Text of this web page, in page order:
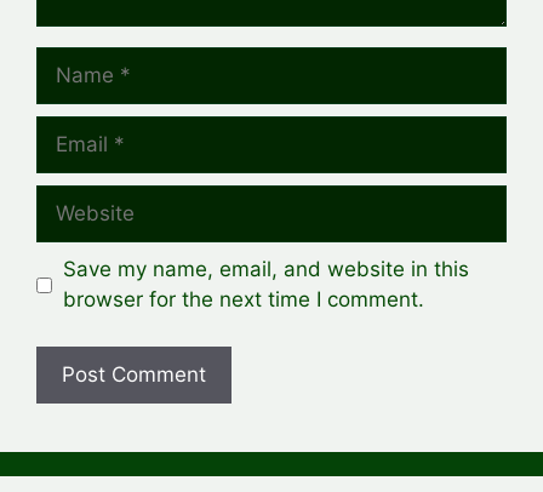
Name
Email
Website
Save my name, email, and website in this
browser for the next time I comment.